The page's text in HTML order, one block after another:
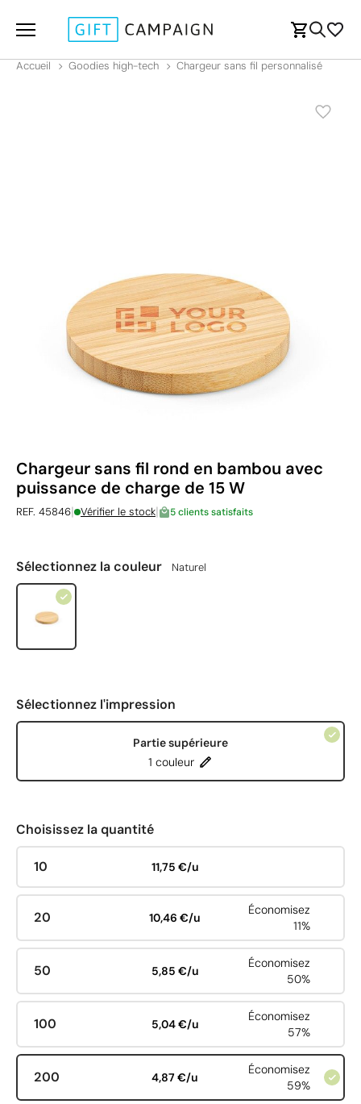
Accueil Goodies high-tech Chargeur sans fil personnalisé
Chargeur sans fil rond en bambou avec
puissance de charge de 15 W
REF. 45846| Vérifier le stock| 5 clients satisfaits
Sélectionnez la couleur Naturel
Sélectionnez l'impression
Partie supérieure
1 couleur
Choisissez la quantité
10 11,75 €/u
20 10,46 €/u
Économisez
11%
50 5,85 €/u
Économisez
50%
100 5,04 €/u
Économisez
57%
200 4,87 €/u
Économisez
59%